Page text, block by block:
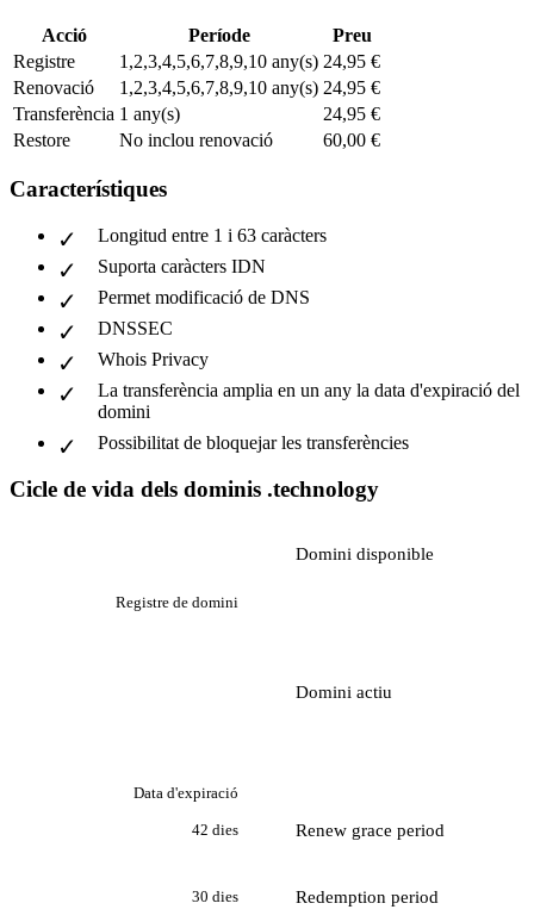
Acció Període
Preu
Registre
1,2,3,4,5,6,7,8,9,10 any(s) 24,95 €
Renovació
1,2,3,4,5,6,7,8,9,10 any(s) 24,95 €
Transferència 1 any(s)
24,95 €
Restore
No inclou renovació 60,00 €
Característiques
Longitud entre 1 i 63 caràcters
Suporta caràcters IDN
Permet modificació de DNS
DNSSEC
Whois Privacy
La transferència amplia en un any la data d'expiració del
domini
Possibilitat de bloquejar les transferències
Cicle de vida dels dominis .technology
Domini disponible
Registre de domini
Domini actiu
Data d'expiració
42 dies Renew grace period
30 dies Redemption period